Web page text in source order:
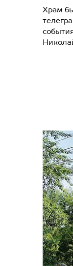
Храм